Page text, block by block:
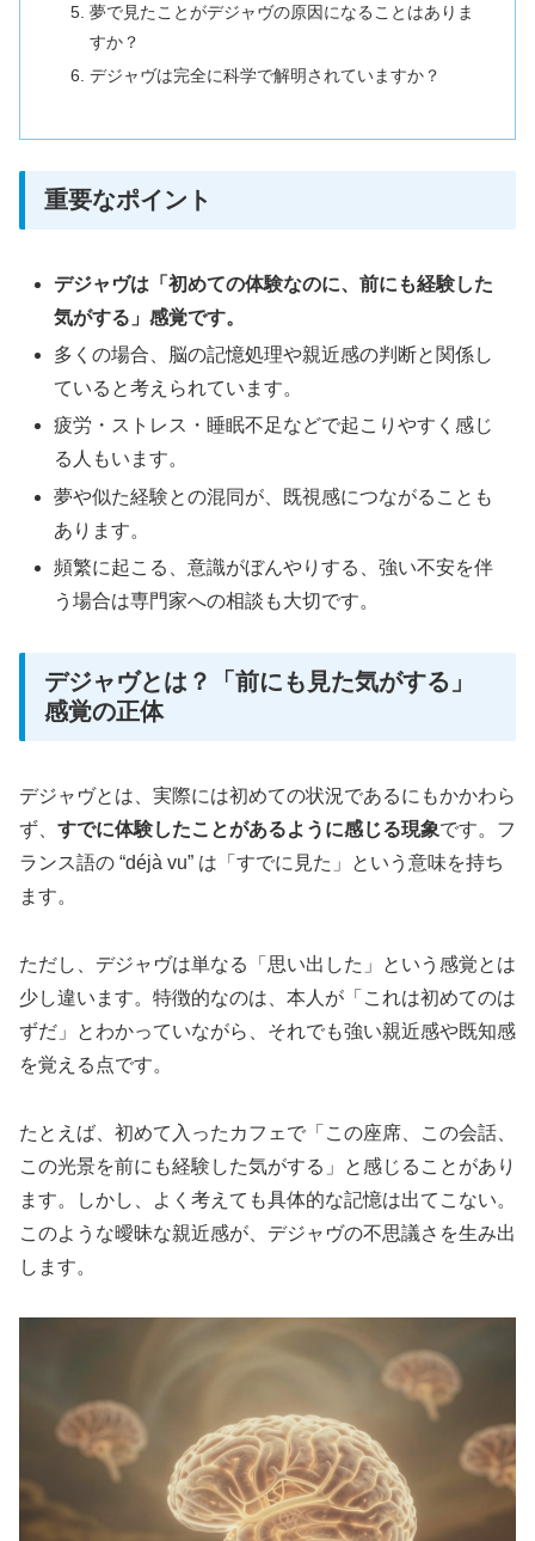
夢で見たことがデジャヴの原因になることはありま
すか？
デジャヴは完全に科学で解明されていますか？
重要なポイント
デジャヴは「初めての体験なのに、前にも経験した
気がする」感覚です。
多くの場合、脳の記憶処理や親近感の判断と関係し
ていると考えられています。
疲労・ストレス・睡眠不足などで起こりやすく感じ
る人もいます。
夢や似た経験との混同が、既視感につながることも
あります。
頻繁に起こる、意識がぼんやりする、強い不安を伴
う場合は専門家への相談も大切です。
デジャヴとは？「前にも見た気がする」
感覚の正体
デジャヴとは、実際には初めての状況であるにもかかわら
ず、 すでに体験したことがあるように感じる現象です。フ
ランス語の “déjà vu” は「すでに見た」という意味を持ち
ます。
ただし、デジャヴは単なる「思い出した」という感覚とは
少し違います。特徴的なのは、本人が「これは初めてのは
ずだ」とわかっていながら、それでも強い親近感や既知感
を覚える点です。
たとえば、初めて入ったカフェで「この座席、この会話、
この光景を前にも経験した気がする」と感じることがあり
ます。しかし、よく考えても具体的な記憶は出てこない。
このような曖昧な親近感が、デジャヴの不思議さを生み出
します。